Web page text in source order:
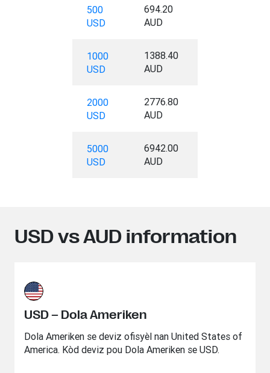
500
USD
694.20
AUD
1000
USD
1388.40
AUD
2000
USD
2776.80
AUD
5000
USD
6942.00
AUD
USD vs AUD information
USD – Dola Ameriken
Dola Ameriken se deviz ofisyèl nan United States of
America. Kòd deviz pou Dola Ameriken se USD.